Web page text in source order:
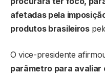
afetadas pela
produtos brasileiros
O vice-presidente
parâmetro para